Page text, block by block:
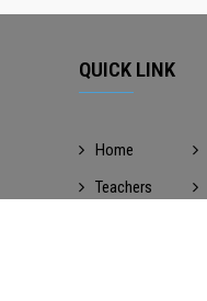
QUICK LINK
Home
Teachers